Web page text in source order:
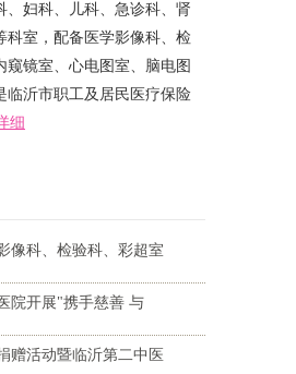
、妇科、儿科、急诊科、肾
科室，配备医学影像科、检
窥镜室、心电图室、脑电图
临沂市职工及居民医疗保险
细
像科、检验科、彩超室
院开展"携手慈善 与
赠活动暨临沂第二中医